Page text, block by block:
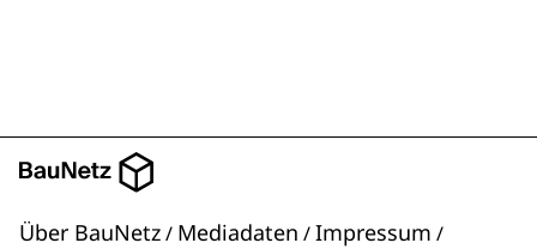
Über BauNetz/ Mediadaten /Impressum /